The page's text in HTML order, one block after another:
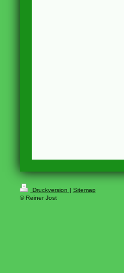
Druckversion | Sitemap
© Reiner Jost